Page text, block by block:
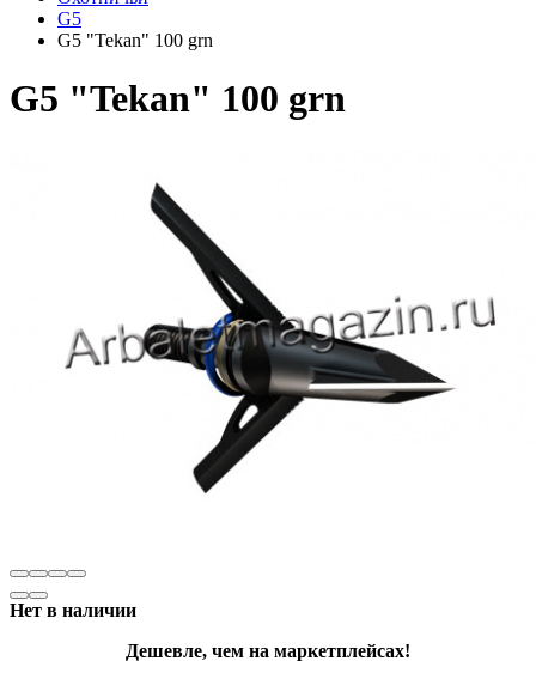
G5
G5 "Tekan" 100 grn
G5 "Tekan" 100 grn
Нет в наличии
Дешевле, чем на маркетплейсах!